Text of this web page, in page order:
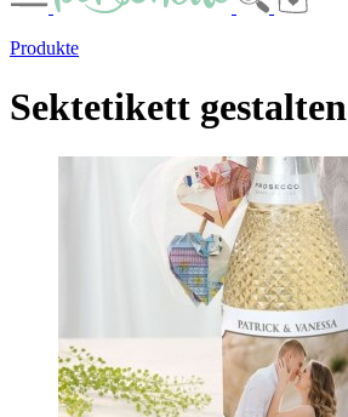
Produkte
Sektetikett gestalten